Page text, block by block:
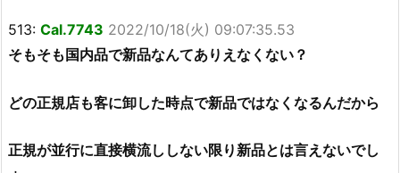
513: Cal.7743 2022/10/18(火) 09:07:35.53
そもそも国内品で新品なんてありえなくない？
どの正規店も客に卸した時点で新品ではなくなるんだから
正規が並行に直接横流ししない限り新品とは言えないでし